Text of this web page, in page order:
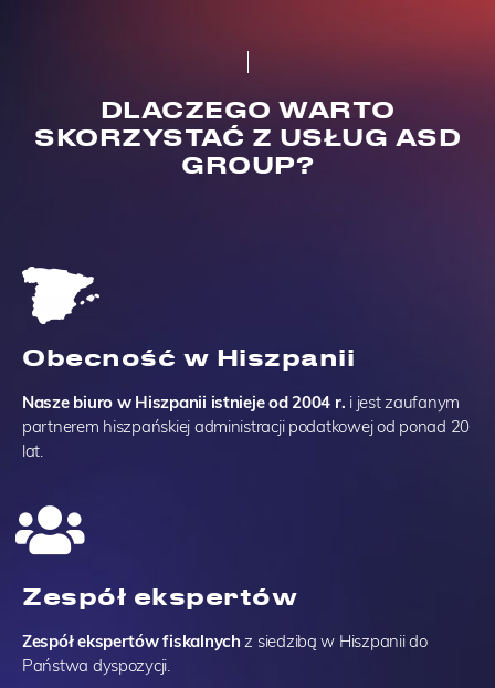
DLACZEGO WARTO
SKORZYSTAĆ Z USŁUG ASD
GROUP?
Obecność w Hiszpanii
Nasze biuro w Hiszpanii istnieje od 2004 r. i jest zaufanym
partnerem hiszpańskiej administracji podatkowej od ponad 20
lat.
Zespół ekspertów
Zespół ekspertów fiskalnych z siedzibą w Hiszpanii do
Państwa dyspozycji.